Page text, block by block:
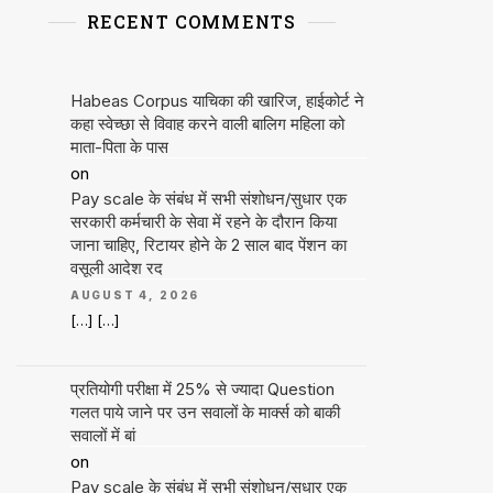
RECENT COMMENTS
Habeas Corpus याचिका की खारिज, हाईकोर्ट ने
कहा स्वेच्छा से विवाह करने वाली बालिग महिला को
माता-पिता के पास
on
Pay scale के संबंध में सभी संशोधन/सुधार एक
सरकारी कर्मचारी के सेवा में रहने के दौरान किया
जाना चाहिए, रिटायर होने के 2 साल बाद पेंशन का
वसूली आदेश रद
AUGUST 4, 2026
[…] […]
प्रतियोगी परीक्षा में 25% से ज्यादा Question
गलत पाये जाने पर उन सवालों के मार्क्स को बाकी
सवालों में बां
on
Pay scale के संबंध में सभी संशोधन/सुधार एक